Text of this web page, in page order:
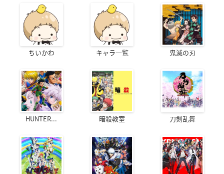
ちいかわ キャラ一覧 鬼滅の刃
HUNTER... 暗殺教室 刀剣乱舞